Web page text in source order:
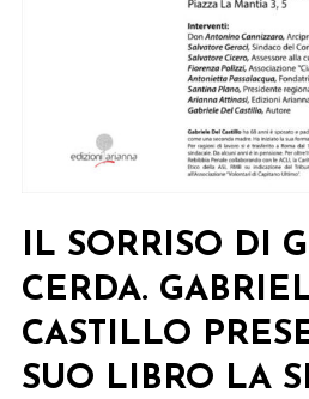
IL SORRISO DI
CERDA.
CASTILLO
SUO LIBRO LA